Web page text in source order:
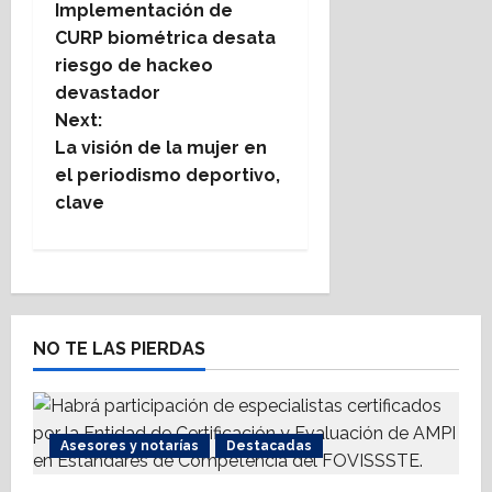
o
s
t
n
a
i
g
a
t
Implementación de
CURP biométrica desata
riesgo de hackeo
devastador
Next:
La visión de la mujer en
el periodismo deportivo,
clave
NO TE LAS PIERDAS
Asesores y notarías Destacadas